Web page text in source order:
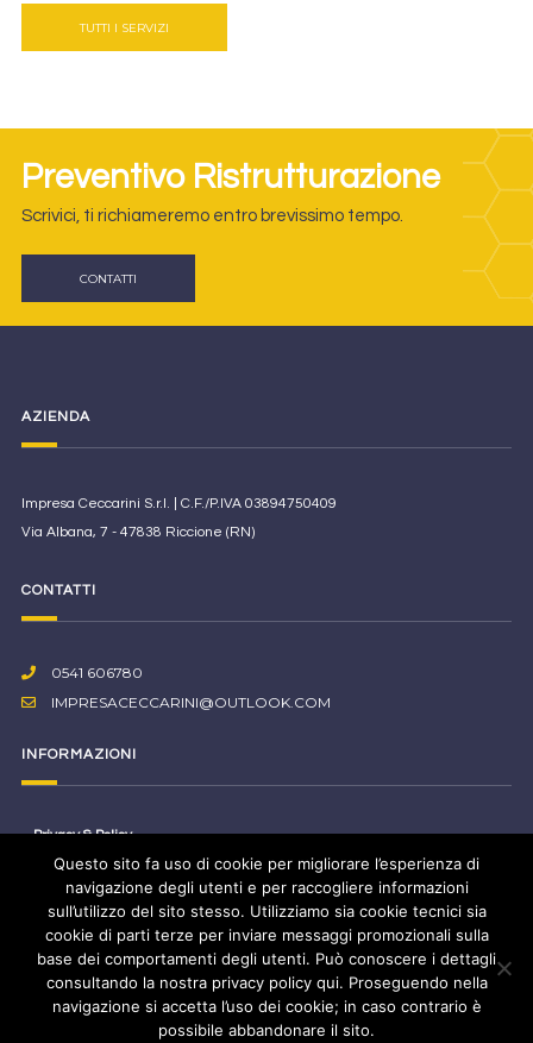
TUTTI I SERVIZI
Preventivo Ristrutturazione
Scrivici, ti richiameremo entro brevissimo tempo.
CONTATTI
AZIENDA
Impresa Ceccarini S.r.l. | C.F./P.IVA 03894750409
Via Albana, 7 - 47838 Riccione (RN)
CONTATTI
0541 606780
IMPRESACECCARINI@OUTLOOK.COM
INFORMAZIONI
Privacy & Policy
Normativa sui Cookie
Questo sito fa uso di cookie per migliorare l’esperienza di
navigazione degli utenti e per raccogliere informazioni
sull’utilizzo del sito stesso. Utilizziamo sia cookie tecnici sia
cookie di parti terze per inviare messaggi promozionali sulla
base dei comportamenti degli utenti. Può conoscere i dettagli
consultando la nostra privacy policy qui. Proseguendo nella
navigazione si accetta l’uso dei cookie; in caso contrario è
possibile abbandonare il sito.